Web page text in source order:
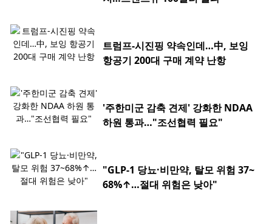
트럼프-시진핑 약속인데…中, 보잉
항공기 200대 구매 계약 난항
'주한미군 감축 견제' 강화한 NDAA
하원 통과…"조선협력 필요"
"GLP-1 당뇨·비만약, 탈모 위험 37~
68%↑…절대 위험은 낮아"